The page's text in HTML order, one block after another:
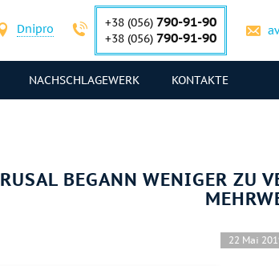
Dnipro +38 (056) 790-91-90
+38 (056) 790-91-90
NACHSCHLAGEWERK KONTAKTE
RUSAL BEGANN WENIGER ZU
22 Mai